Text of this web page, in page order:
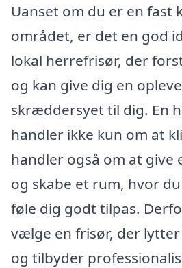
Uanset om du er en fast
området, er det en god
lokal herrefrisør, der
og kan give dig en
skræddersyet til dig. En
handler ikke kun om at
handler også om at give
og skabe et rum, hvor
føle dig godt tilpas.
vælge en frisør, der
og tilbyder